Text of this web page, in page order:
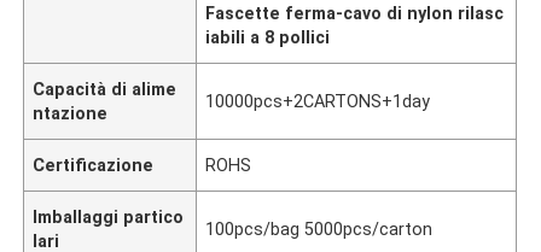
Fascette ferma-cavo di nylon rilasc
iabili a 8 pollici
Capacità di alime
ntazione
10000pcs+2CARTONS+1day
Certificazione ROHS
Imballaggi partico
lari
100pcs/bag 5000pcs/carton